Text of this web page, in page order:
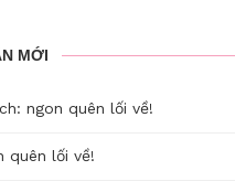
MỚI
ngon quên lối về!
quên lối về!